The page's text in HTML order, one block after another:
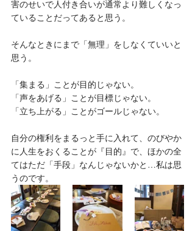
害のせいで人付き合いが通常より難しくなっ
ていることだってあると思う。
そんなときにまで「無理」をしなくていいと
思う。
「集まる」ことが目的じゃない。
「声をあげる」ことが目標じゃない。
「立ち上がる」ことがゴールじゃない。
自分の権利をまるっと手に入れて、のびやか
に人生をおくることが『目的』で、ほかの全
てはただ「手段」なんじゃないかと…私は思
うのです。